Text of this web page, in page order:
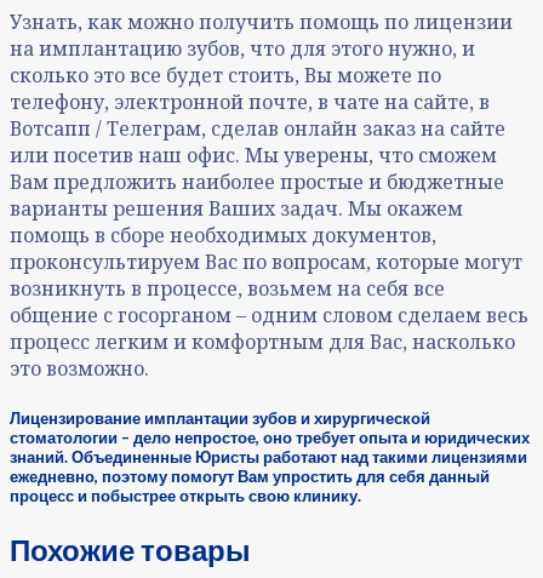
Узнать, как можно получить помощь по лицензии
на имплантацию зубов, что для этого нужно, и
сколько это все будет стоить, Вы можете по
телефону, электронной почте, в чате на сайте, в
Вотсапп / Телеграм, сделав онлайн заказ на сайте
или посетив наш офис. Мы уверены, что сможем
Вам предложить наиболее простые и бюджетные
варианты решения Ваших задач. Мы окажем
помощь в сборе необходимых документов,
проконсультируем Вас по вопросам, которые могут
возникнуть в процессе, возьмем на себя все
общение с госорганом – одним словом сделаем весь
процесс легким и комфортным для Вас, насколько
это возможно.
Лицензирование имплантации зубов и хирургической
стоматологии – дело непростое, оно требует опыта и юридических
знаний. Объединенные Юристы работают над такими лицензиями
ежедневно, поэтому помогут Вам упростить для себя данный
процесс и побыстрее открыть свою клинику.
Похожие товары